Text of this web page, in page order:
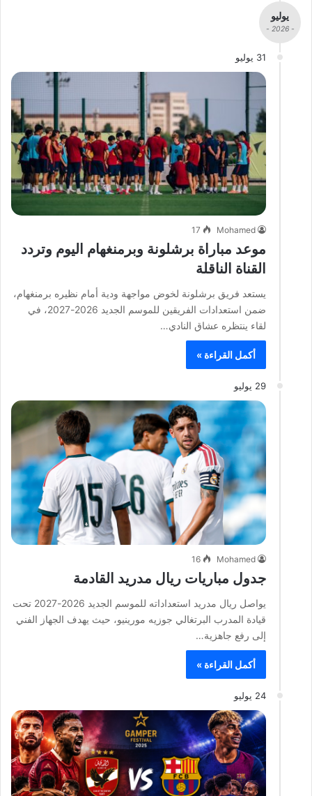
يوليو
- 2026 -
31 يوليو
Mohamed
17
موعد مباراة برشلونة وبرمنغهام اليوم وتردد
القناة الناقلة
يستعد فريق برشلونة لخوض مواجهة ودية أمام نظيره برمنغهام،
ضمن استعدادات الفريقين للموسم الجديد 2026-2027، في
لقاء ينتظره عشاق النادي…
أكمل القراءة »
29 يوليو
Mohamed
16
جدول مباريات ريال مدريد القادمة
يواصل ريال مدريد استعداداته للموسم الجديد 2026-2027 تحت
قيادة المدرب البرتغالي جوزيه مورينيو، حيث يهدف الجهاز الفني
إلى رفع جاهزية…
أكمل القراءة »
24 يوليو